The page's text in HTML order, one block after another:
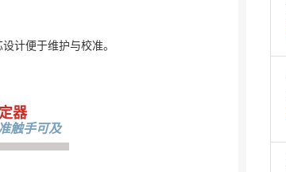
计便于维护与校准。
器
触手可及